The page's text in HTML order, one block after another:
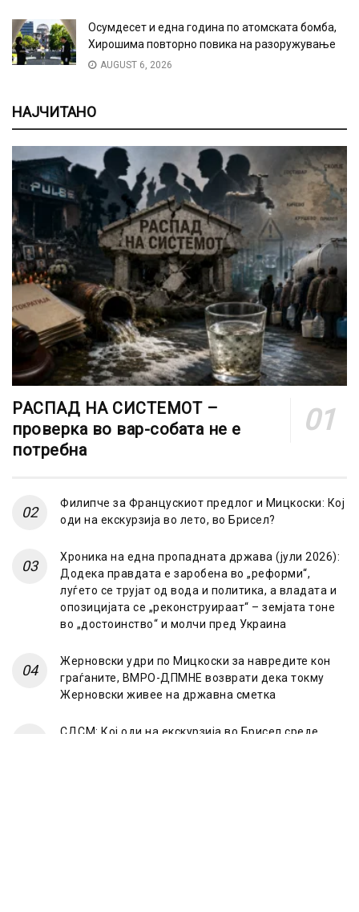
Осумдесет и една година по атомската бомба,
Хирошима повторно повика на разоружување
AUGUST 6, 2026
НАЈЧИТАНО
РАСПАД НА СИСТЕМОТ –
проверка во вар-собата не е
потребна
Филипче за Францускиот предлог и Мицкоски: Кој
оди на екскурзија во лето, во Брисел?
Хроника на една пропадната држава (јули 2026):
Додека правдата е заробена во „реформи“,
луѓето се трујат од вода и политика, а владата и
опозицијата се „реконструираат“ – земјата тоне
во „достоинство“ и молчи пред Украина
Жерновски удри по Мицкоски за навредите кон
граѓаните, ВМРО-ДПМНЕ возврати дека токму
Жерновски живее на државна сметка
СДСМ: Кој оди на екскурзија во Брисел среде